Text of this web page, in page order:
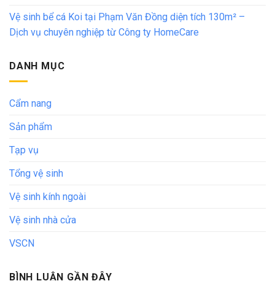
Vệ sinh bể cá Koi tại Phạm Văn Đồng diện tích 130m² –
Dịch vụ chuyên nghiệp từ Công ty HomeCare
DANH MỤC
Cẩm nang
Sản phẩm
Tạp vụ
Tổng vệ sinh
Vệ sinh kính ngoài
Vệ sinh nhà cửa
VSCN
BÌNH LUẬN GẦN ĐÂY